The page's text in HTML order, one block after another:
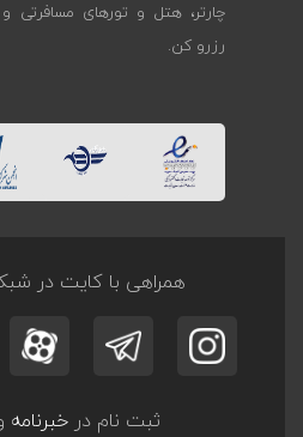
چارتر، هتل و تورهای
رزرو کن.
همراهی با کایت در
ثبت نام درخبرنامه